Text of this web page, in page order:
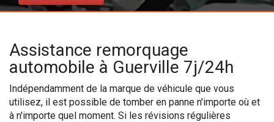
Assistance remorquage
automobile à Guerville 7j/24h
Indépendamment de la marque de véhicule que vous
utilisez, il est possible de tomber en panne n'importe où et
à n'importe quel moment. Si les révisions régulières